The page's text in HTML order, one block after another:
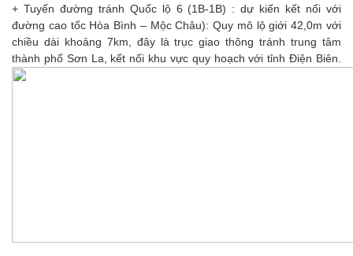
+ Tuyến đường tránh Quốc lộ 6 (1B-1B) : dự kiến kết nối với
đường cao tốc Hòa Bình – Mộc Châu): Quy mô lộ giới 42,0m với
chiều dài khoảng 7km, đây là trục giao thông tránh trung tâm
thành phố Sơn La, kết nối khu vực quy hoạch với tỉnh Điện Biên.